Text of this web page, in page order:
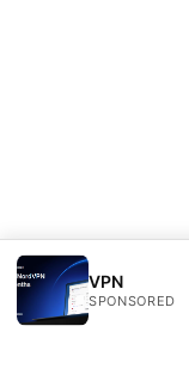
VPN
SPONSORED